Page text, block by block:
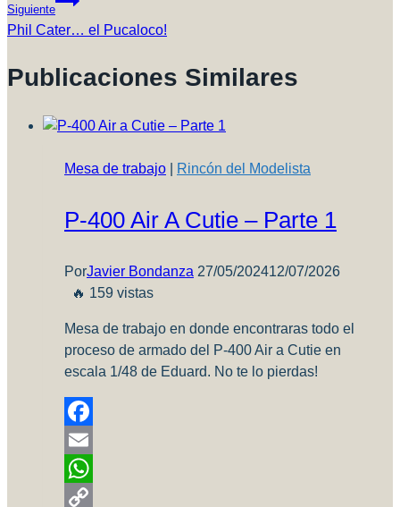
Entradas
Siguiente
Phil Cater… el Pucaloco!
Publicaciones Similares
Mesa de trabajo Rincón del Modelista
P-400 Air A Cutie – Parte 1
PorJavier Bondanza 27/05/202412/07/2026
🔥 159 vistas
Mesa de trabajo en donde encontraras todo el
proceso de armado del P-400 Air a Cutie en
escala 1/48 de Eduard. No te lo pierdas!
Facebook
Email
WhatsApp